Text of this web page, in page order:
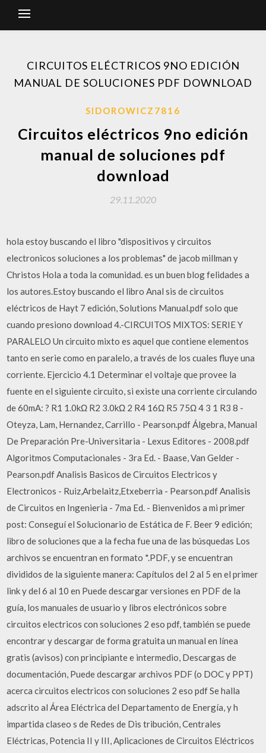
CIRCUITOS ELÉCTRICOS 9NO EDICIÓN
MANUAL DE SOLUCIONES PDF DOWNLOAD
SIDOROWICZ7816
Circuitos eléctricos 9no edición
manual de soluciones pdf
download
29.11.2020
hola estoy buscando el libro "dispositivos y circuitos
electronicos soluciones a los problemas" de jacob millman y
Christos Hola a toda la comunidad. es un buen blog felidades a
los autores.Estoy buscando el libro Anal sis de circuitos
eléctricos de Hayt 7 edición, Solutions Manual.pdf solo que
cuando presiono download 4.-CIRCUITOS MIXTOS: SERIE Y
PARALELO Un circuito mixto es aquel que contiene elementos
tanto en serie como en paralelo, a través de los cuales fluye una
corriente. Ejercicio 4.1 Determinar el voltaje que provee la
fuente en el siguiente circuito, si existe una corriente circulando
de 60mA: ? R1 1.0kΩ R2 3.0kΩ 2 R4 16Ω R5 75Ω 4 3 1 R3 8 -
Oteyza, Lam, Hernandez, Carrillo - Pearson.pdf Álgebra, Manual
De Preparación Pre-Universitaria - Lexus Editores - 2008.pdf
Algoritmos Computacionales - 3ra Ed. - Baase, Van Gelder -
Pearson.pdf Analisis Basicos de Circuitos Electricos y
Electronicos - Ruiz,Arbelaitz,Etxeberria - Pearson.pdf Analisis
de Circuitos en Ingenieria - 7ma Ed. - Bienvenidos a mi primer
post: Conseguí el Solucionario de Estática de F. Beer 9 edición;
libro de soluciones que a la fecha fue una de las búsquedas Los
archivos se encuentran en formato *.PDF, y se encuentran
divididos de la siguiente manera: Capítulos del 2 al 5 en el primer
link y del 6 al 10 en Puede descargar versiones en PDF de la
guía, los manuales de usuario y libros electrónicos sobre
circuitos electricos con soluciones 2 eso pdf, también se puede
encontrar y descargar de forma gratuita un manual en línea
gratis (avisos) con principiante e intermedio, Descargas de
documentación, Puede descargar archivos PDF (o DOC y PPT)
acerca circuitos electricos con soluciones 2 eso pdf Se halla
adscrito al Área Eléctrica del Departamento de Energía, y h
impartida claseo s de Redes de Dis­ tribución, Centrales
Eléctricas, Potencia II y III, Aplicaciones de Circuitos Eléctricos